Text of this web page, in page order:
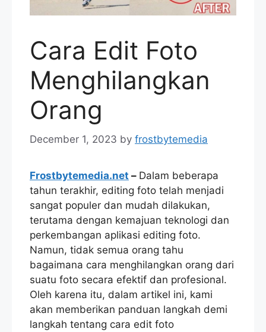
Cara Edit Foto
Menghilangkan
Orang
December 1, 2023 by frostbytemedia
Frostbytemedia.net – Dalam beberapa
tahun terakhir, editing foto telah menjadi
sangat populer dan mudah dilakukan,
terutama dengan kemajuan teknologi dan
perkembangan aplikasi editing foto.
Namun, tidak semua orang tahu
bagaimana cara menghilangkan orang dari
suatu foto secara efektif dan profesional.
Oleh karena itu, dalam artikel ini, kami
akan memberikan panduan langkah demi
langkah tentang cara edit foto